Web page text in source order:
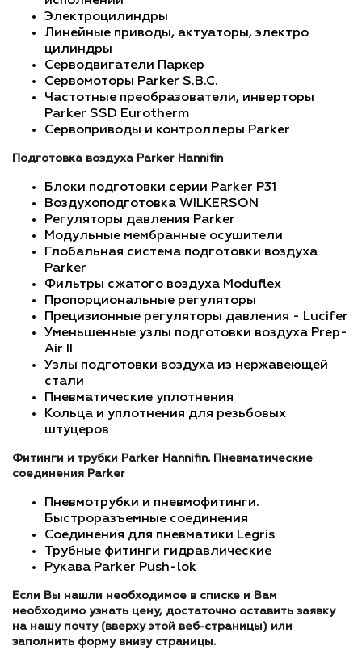
Электроцилиндры
Линейные приводы, актуаторы, электро
цилиндры
Серводвигатели Паркер
Сервомоторы Parker S.B.C.
Частотные преобразователи, инверторы
Parker SSD Eurotherm
Сервоприводы и контроллеры Parker
Подготовка воздуха Parker Hannifin
Блоки подготовки серии Parker P31
Воздухоподготовка WILKERSON
Регуляторы давления Parker
Модульные мембранные осушители
Глобальная система подготовки воздуха
Parker
Фильтры сжатого воздуха Moduflex
Пропорциональные регуляторы
Прецизионные регуляторы давления - Lucifer
Уменьшенные узлы подготовки воздуха Prep-
Air II
Узлы подготовки воздуха из нержавеющей
стали
Пневматические уплотнения
Кольца и уплотнения для резьбовых
штуцеров
Фитинги и трубки Parker Hannifin. Пневматические
соединения Parker
Пневмотрубки и пневмофитинги.
Быстроразъемные соединения
Соединения для пневматики Legris
Трубные фитинги гидравлические
Рукава Parker Push-lok
Если Вы нашли необходимое в списке и Вам
необходимо узнать цену, достаточно оставить заявку
на нашу почту (вверху этой веб-страницы) или
заполнить форму внизу страницы.